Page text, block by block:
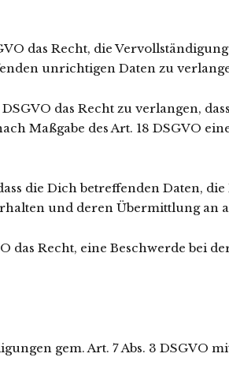
das Recht, die
unrichtigen Daten zu
DSGVO das Recht zu verlangen,
Maßgabe des Art. 18 DSGVO
die Dich betreffenden Daten,
und deren Übermittlung
das Recht, eine Beschwerde bei
gem. Art. 7 Abs. 3 DSGVO